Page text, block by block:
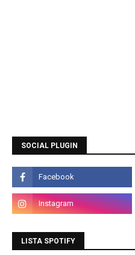
SOCIAL PLUGIN
LISTA SPOTIFY